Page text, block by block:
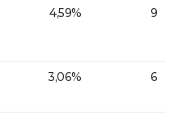
4,59% 9
3,06% 6